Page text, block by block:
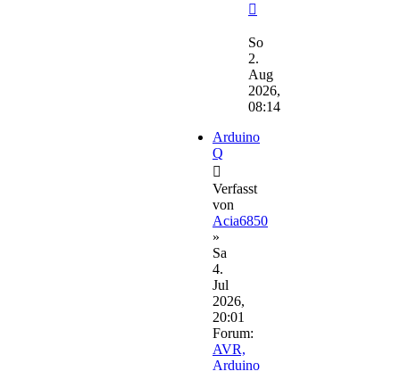
Beitrag
So
2.
Aug
2026,
08:14
Arduino
Q
Verfasst
von
Acia6850
»
Sa
4.
Jul
2026,
20:01
Forum:
AVR,
Arduino